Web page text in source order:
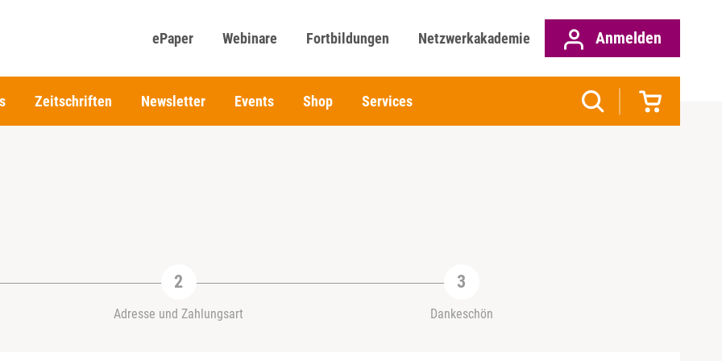
ePaper Webinare Fortbildungen Netzwerkakademie Anmelden
Zeitschriften Newsletter Events Shop Services
Adresse und Zahlungsart Dankeschön